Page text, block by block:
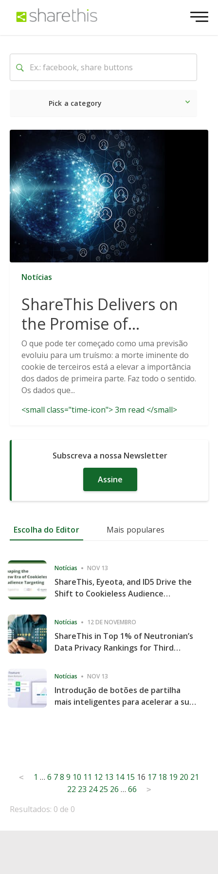
Pick a category
O mais recente Social
Notícias
ShareThis Delivers on
the Promise of
Cookieless Data
Solutions
O que pode ter começado como uma previsão
evoluiu para um truísmo: a morte iminente do
cookie de terceiros está a elevar a importância
dos dados de primeira parte. Faz todo o sentido.
Os dados que...
<small class="time-icon"> 3m read </small>
Subscreva a nossa Newsletter
Assine
Escolha do Editor Mais populares
Notícias NOV 13
ShareThis, Eyeota, and ID5 Drive the
Shift to Cookieless Audience
Notícias 12 DE NOVEMBRO
ShareThis in Top 1% of Neutronian’s
Data Privacy Rankings for Third
Notícias NOV 13
Introdução de botões de partilha
mais inteligentes para acelerar a sua
Posts
pagination
< 1 … 6 78 9 10 11 12 13 14 15 16 17 18 19 20 21
22 23 24 25 26 … 66 >
Resultados: 0 de 0